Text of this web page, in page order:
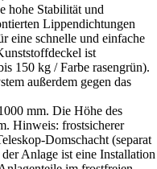
hohe Stabilität und
Lippendichtungen
eine schnelle und einfache
ist
150 kg / Farbe rasengrün).
außerdem gegen das
mm. Die Höhe des
Hinweis: frostsicherer
Domschacht (separat
Anlage ist eine Installation